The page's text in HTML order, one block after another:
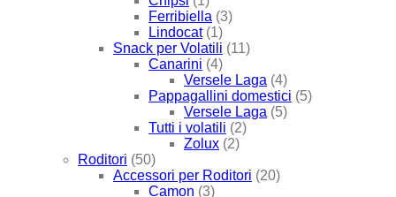
Ferribiella (3)
Lindocat (1)
Snack per Volatili (11)
Canarini (4)
Versele Laga (4)
Pappagallini domestici (5)
Versele Laga (5)
Tutti i volatili (2)
Zolux (2)
Roditori (50)
Accessori per Roditori (20)
Camon (3)